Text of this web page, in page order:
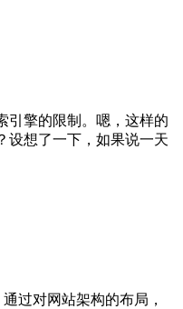
擎的限制。嗯，这样的
设想了一下，如果说一天
过对网站架构的布局，